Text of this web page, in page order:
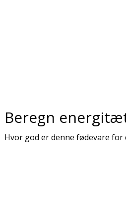
Beregn
Hvor god er denne fødevare for